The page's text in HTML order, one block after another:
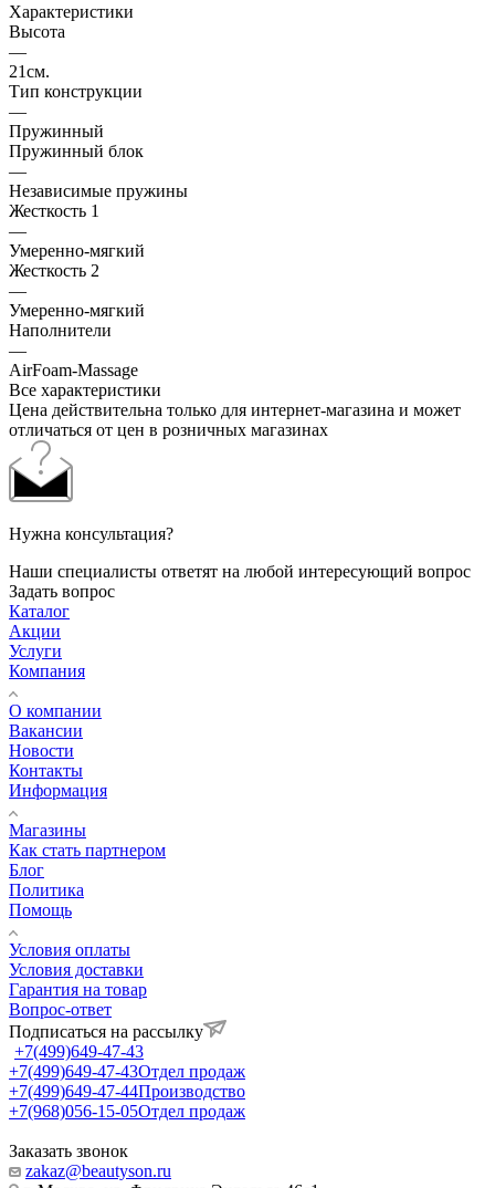
Характеристики
Высота
—
21см.
Тип конструкции
—
Пружинный
Пружинный блок
—
Независимые пружины
Жесткость 1
—
Умеренно-мягкий
Жесткость 2
—
Умеренно-мягкий
Наполнители
—
AirFoam-Massage
Все характеристики
Цена действительна только для интернет-магазина и может
отличаться от цен в розничных магазинах
Нужна консультация?
Наши специалисты ответят на любой интересующий вопрос
Задать вопрос
Каталог
Акции
Услуги
Компания
О компании
Вакансии
Новости
Контакты
Информация
Магазины
Как стать партнером
Блог
Политика
Помощь
Условия оплаты
Условия доставки
Гарантия на товар
Вопрос-ответ
Подписаться на рассылку
+7(499)649-47-43
+7(499)649-47-43Отдел продаж
+7(499)649-47-44Производство
+7(968)056-15-05Отдел продаж
Заказать звонок
zakaz@beautyson.ru